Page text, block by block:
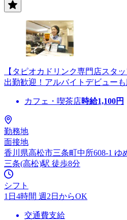
【タピオカドリンク専門店スタ
出勤歓迎！アルバイトデビューも
カフェ・喫茶店時給1,100円
勤務地
面接地
香川県高松市三条町中所608-1 ゆ
三条(高松)駅 徒歩8分
シフト
1日4時間 週2日からOK
交通費支給